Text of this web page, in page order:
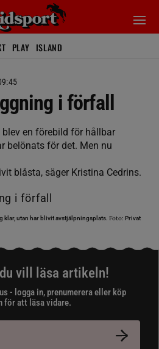
PLAY ISLAND
i förfall
en förebild för hållbar
belönats för det. Men nu
blåsta, säger Kristina Cedrins.
klar, utan har blivit avstjälpningsplats. Foto: Privat
vill läsa artikeln!
- logga in, prenumerera eller köp
för att läsa vidare.